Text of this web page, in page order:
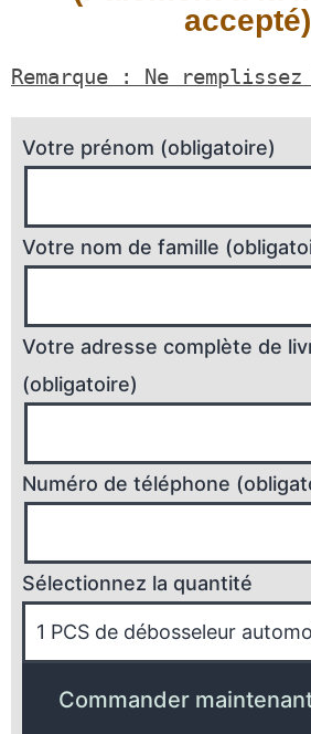
accepté)
Remarque : Ne
Votre prénom (obligatoire)
Votre nom de famille
Votre adresse complète de
(obligatoire)
Numéro de téléphone
Sélectionnez la quantité